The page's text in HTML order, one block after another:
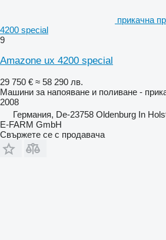
прикачна
4200 special
9
Amazone ux 4200 special
29 750 € ≈ 58 290 лв.
Машини за напояване и поливане -
2008
Германия, De-23758 Oldenburg In
E-FARM GmbH
Свържете се с продавача